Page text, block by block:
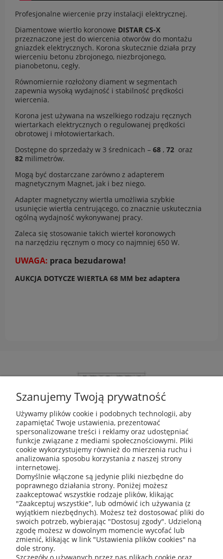
Profesjonalne wiercenie przy instalacji elektrycznej.
Diamentowe wiertło koronowe DISTAR CS-X
przeznaczone jest do wiercenia otworów do montażu
gniazdek elektrycznych. Korona skutecznie działa przy
wierceniu betonu zbrojonego, niezbrojonego,
pianobetonu, cegły.
Równomiernie rozłożony diament w segmentach
zapewnia wysoką wydajność i stabilność prędkości
wiercenia.
Korona jest używana na wszelkiego rodzaju ręcznych
wiertarkach elektrycznych o regulowanej prędkości
obrotowej i młotowiertarkach.
Dostępne do sprzedaży w 3 średnicach – 68 , 72 oraz
82 milimetrów.
Mogą być dostarczane zarówno z adapterem
magnetycznym Magnet, jak i bez niego.
Adapter magnetyczny wiertła umożliwia szybkie
usunięcie wiertła centrującego, co znacznie uskutecznia
ogólną wydajność wykonywanej pracy.
Zaleca się stosowanie takich wierteł koronowych
na narzędziu ręcznym o mocy co najmniej 650 W.
UWAGA: praca bezudarowa!
AUKCJA DOTYCZE WIERTŁA 68 MM bez adaptera
ABIS Pro sp. z o. o.
ul. Głogowska 11
30-416 Kraków
+48 531 809 706
office@abispro.pl
Szanujemy Twoją prywatność
Używamy plików cookie i podobnych technologii, aby
zapamiętać Twoje ustawienia, prezentować
spersonalizowane treści i reklamy oraz udostępniać
funkcje związane z mediami społecznościowymi. Pliki
cookie wykorzystujemy również do mierzenia ruchu i
analizowania sposobu korzystania z naszej strony
internetowej.
Domyślnie włączone są jedynie pliki niezbędne do
poprawnego działania strony. Poniżej możesz
zaakceptować wszystkie rodzaje plików, klikając
"Zaakceptuj wszystkie", lub odmówić ich używania (z
wyjątkiem niezbędnych). Możesz też dostosować pliki do
swoich potrzeb, wybierając "Dostosuj zgody". Udzieloną
zgodę możesz w dowolnym momencie wycofać lub
zmienić, klikając w link "Ustawienia plików cookies" na
dole strony.